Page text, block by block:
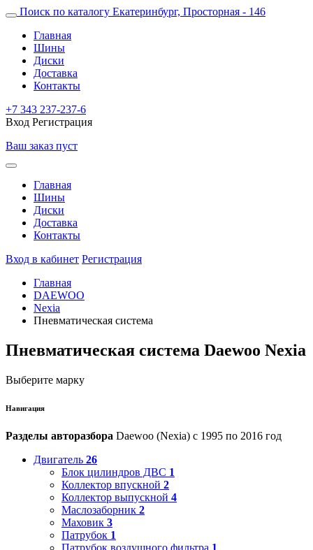
Поиск по каталогу Екатеринбург, Просторная - 146
Главная
Шины
Диски
Доставка
Контакты
+7 343 237-237-6
Вход Регистрация
Ваш заказ пуст
Главная
Шины
Диски
Доставка
Контакты
Вход в кабинет Регистрация
Главная
DAEWOO
Nexia
Пневматическая система
Пневматическая система Daewoo Nexia
Выберите марку
Навигация
Разделы авторазбора Daewoo (Nexia) с 1995 по 2016 год
Двигатель 26
Блок цилиндров ДВС 1
Коллектор впускной 2
Коллектор выпускной 4
Маслозаборник 2
Маховик 3
Патрубок 1
Патрубок воздушного фильтра 1